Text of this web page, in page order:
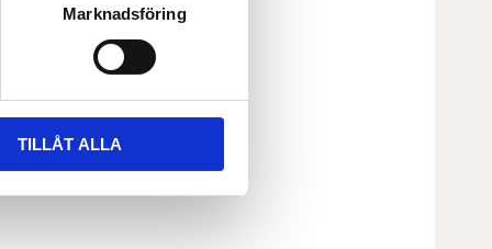
Marknadsföring
TILLÅT ALLA